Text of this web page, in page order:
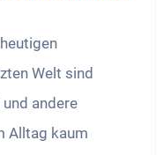
Welt sind
und andere
Alltag kaum